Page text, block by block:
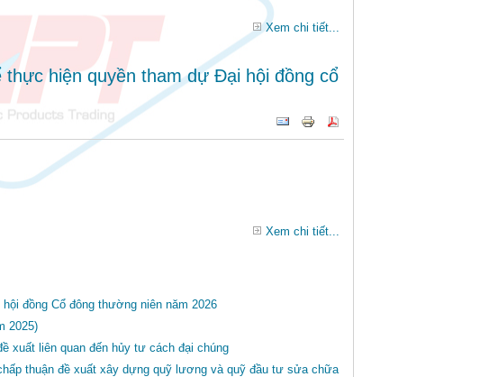
Xem chi tiết...
hiện quyền tham dự Đại hội đồng cổ
Xem chi tiết...
đồng Cổ đông thường niên năm 2026
2025)
xuất liên quan đến hủy tư cách đại chúng
thuận đề xuất xây dựng quỹ lương và quỹ đầu tư sửa chữa